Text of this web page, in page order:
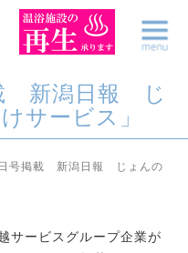
新潟日報 じ
サービス」
号掲載 新潟日報 じょんの
ービスグループ企業が